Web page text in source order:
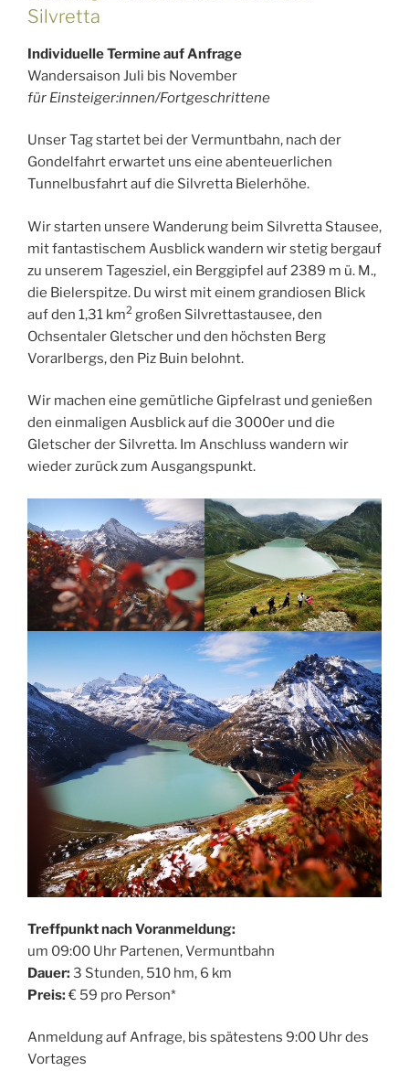
Silvretta
Individuelle Termine auf Anfrage
Wandersaison Juli bis November
für Einsteiger:innen/Fortgeschrittene
Unser Tag startet bei der Vermuntbahn, nach der
Gondelfahrt erwartet uns eine abenteuerlichen
Tunnelbusfahrt auf die Silvretta Bielerhöhe.
Wir starten unsere Wanderung beim Silvretta Stausee,
mit fantastischem Ausblick wandern wir stetig bergauf
zu unserem Tagesziel, ein Berggipfel auf 2389 m ü. M.,
die Bielerspitze. Du wirst mit einem grandiosen Blick
auf den 1,31 km2 großen Silvrettastausee, den
Ochsentaler Gletscher und den höchsten Berg
Vorarlbergs, den Piz Buin belohnt.
Wir machen eine gemütliche Gipfelrast und genießen
den einmaligen Ausblick auf die 3000er und die
Gletscher der Silvretta. Im Anschluss wandern wir
wieder zurück zum Ausgangspunkt.
Treffpunkt nach Voranmeldung:
um 09:00 Uhr Partenen, Vermuntbahn
Dauer: 3 Stunden, 510 hm, 6 km
Preis:€ 59 pro Person*
Anmeldung auf Anfrage, bis spätestens 9:00 Uhr des
Vortages